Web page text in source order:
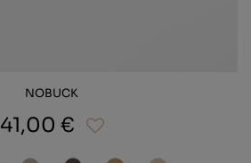
NOBUCK
41,00 €